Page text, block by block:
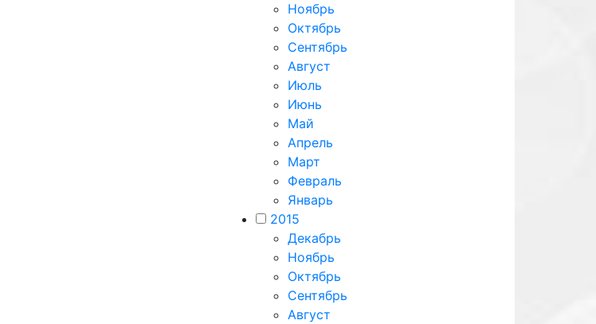
Ноябрь
Октябрь
Сентябрь
Август
Июль
Июнь
Май
Апрель
Март
Февраль
Январь
2015
Декабрь
Ноябрь
Октябрь
Сентябрь
Август